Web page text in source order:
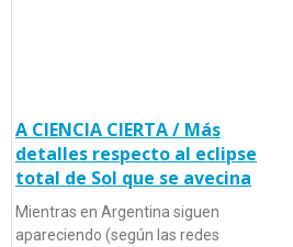
A CIENCIA CIERTA / Más
detalles respecto al eclipse
total de Sol que se avecina
Mientras en Argentina siguen
apareciendo (según las redes